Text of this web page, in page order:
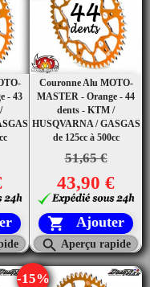
- 43
Couronne Alu MOTO-
MASTER - Orange - 44
dents - KTM /
HUSQVARNA / GASGAS
de 125cc à 500cc
51,65 €
43,90 €
 Ajouter
 Aperçu rapide
-15%